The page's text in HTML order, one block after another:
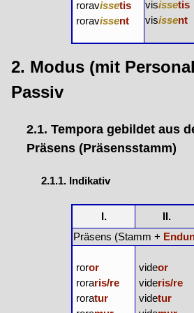
roravissetis
roravissent
visissetis
visissent
2. Modus (mit
Passiv
2.1. Tempora gebildet aus
Präsens (Präsensstamm)
2.1.1. Indikativ
I. II.
Präsens (Stamm +
roror
roraris/re
roratur
videor
videris/re
videtur